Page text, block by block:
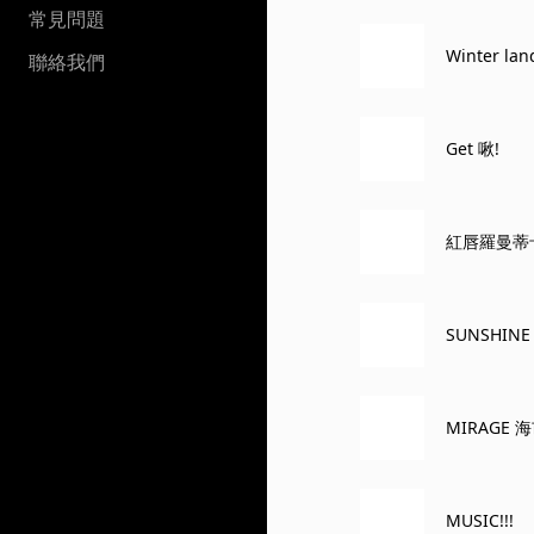
常見問題
聯絡我們
Winter
Get 啾!
紅唇羅曼蒂
SUNSHINE
MIRAGE
MUSIC!!!